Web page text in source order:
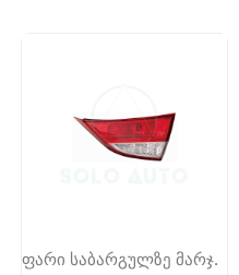
ფარი საბარგულზე მარჯ.